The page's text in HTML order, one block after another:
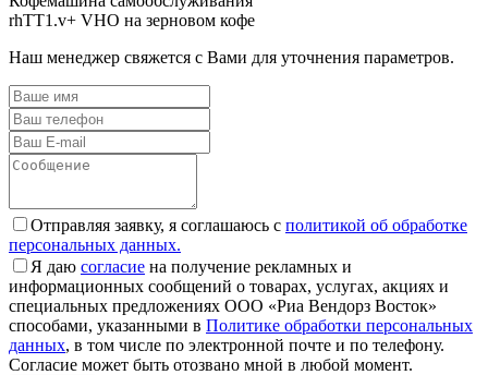
rhTT1.v+ VHO на зерновом кофе
Наш менеджер свяжется с Вами для уточнения параметров.
Отправляя заявку, я соглашаюсь с политикой об обработке
персональных данных.
Я даю согласие на получение рекламных и
информационных сообщений о товарах, услугах, акциях и
специальных предложениях ООО «Риа Вендорз Восток»
способами, указанными в Политике обработки персональных
данных, в том числе по электронной почте и по телефону.
Согласие может быть отозвано мной в любой момент.